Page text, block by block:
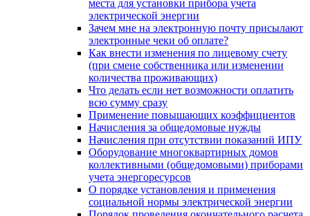
места для установки прибора учета
электрической энергии
Зачем мне на электронную почту присылают
электронные чеки об оплате?
Как внести изменения по лицевому счету
(при смене собственника или изменении
количества проживающих)
Что делать если нет возможности оплатить
всю сумму сразу
Применение повышающих коэффициентов
Начисления за общедомовые нужды
Начисления при отсутствии показаний ИПУ
Оборудование многоквартирных домов
коллективными (общедомовыми) приборами
учета энергоресурсов
О порядке установления и применения
социальной нормы электрической энергии